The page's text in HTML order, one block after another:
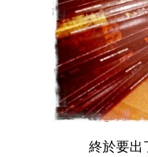
終於要出